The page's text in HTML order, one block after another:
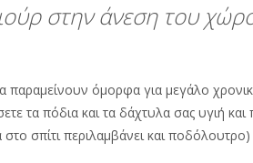
στην άνεση του
παραμείνουν όμορφα για μεγάλο
τα πόδια και τα δάχτυλα σας υγιή
στο σπίτι περιλαμβάνει και ποδόλουτρο)